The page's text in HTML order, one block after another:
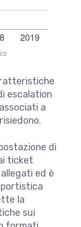
escalation
a
di
ticket
ed è
la
sui